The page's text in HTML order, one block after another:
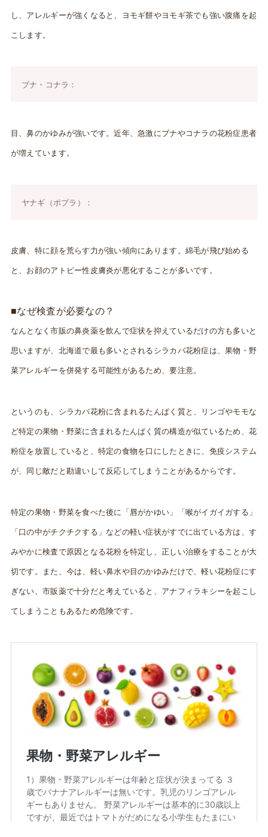
し、アレルギーが強くなると、ヨモギ餅やヨモギ茶でも強い腹痛を起
こします。
ブナ・コナラ：
目、鼻のかゆみが強いです。近年、急激にブナやコナラの花粉症患者
が増えています。
ヤナギ（ポプラ）：
皮膚、特に顔を荒らす力が強い傾向にあります。綿毛が飛び始める
と、お顔のアトピー性皮膚炎が悪化することが多いです。
■なぜ検査が必要なの？
なんとなく市販の鼻炎薬を飲んで症状を抑えているだけの方も多いと
思いますが、北海道で最も多いとされるシラカバ花粉症は、果物・野
菜アレルギーを併発する可能性があるため、要注意。
というのも、シラカバ花粉に含まれるたんぱく質と、リンゴやモモな
ど特定の果物・野菜に含まれるたんぱく質の構造が似ているため、花
粉症を放置していると、特定の食物を口にしたときに、免疫システム
が、同じ敵だと勘違いして反応してしまうことがあるからです。
特定の果物・野菜を食べた後に「唇がかゆい」「喉がイガイガする」
「口の中がチクチクする」などの軽い症状がすでに出ている方は、す
みやかに検査で原因となる花粉を特定し、正しい治療をすることが大
切です。また、今は、軽い鼻水や目のかゆみだけで、軽い花粉症にす
ぎない、市販薬で十分だと考えていると、アナフィラキシーを起こし
てしまうこともあるため危険です。